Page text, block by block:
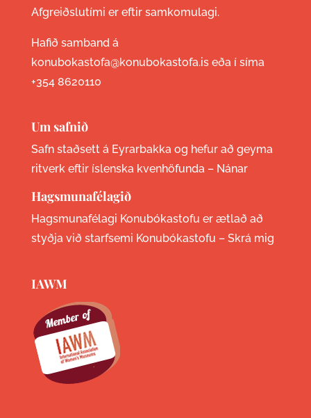
Afgreiðslutími er eftir samkomulagi.
Hafið samband á
konubokastofa@konubokastofa.is eða í síma
+354 8620110
Um safnið
Safn staðsett á Eyrarbakka og hefur að geyma
ritverk eftir íslenska kvenhöfunda – Nánar
Hagsmunafélagið
Hagsmunafélagi Konubókastofu er ætlað að
styðja við starfsemi Konubókastofu – Skrá mig
IAWM